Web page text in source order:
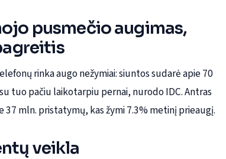
pusmečio augimas,
rinka augo nežymiai: siuntos sudarė apie 70
tuo pačiu laikotarpiu pernai, nurodo IDC. Antras
mln. pristatymų, kas žymi 7.3% metinį prieaugį.
veikla